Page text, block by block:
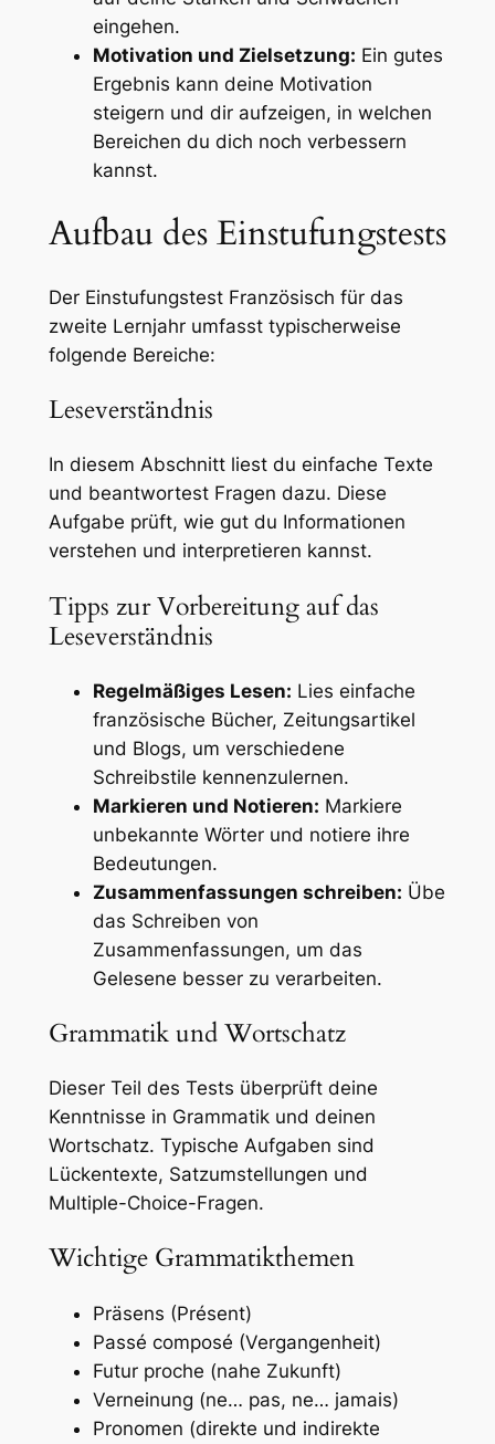
eingehen.
Motivation und Zielsetzung: Ein gutes
Ergebnis kann deine Motivation
steigern und dir aufzeigen, in welchen
Bereichen du dich noch verbessern
kannst.
Aufbau des Einstufungstests
Der Einstufungstest Französisch für das
zweite Lernjahr umfasst typischerweise
folgende Bereiche:
Leseverständnis
In diesem Abschnitt liest du einfache Texte
und beantwortest Fragen dazu. Diese
Aufgabe prüft, wie gut du Informationen
verstehen und interpretieren kannst.
Tipps zur Vorbereitung auf das
Leseverständnis
Regelmäßiges Lesen: Lies einfache
französische Bücher, Zeitungsartikel
und Blogs, um verschiedene
Schreibstile kennenzulernen.
Markieren und Notieren: Markiere
unbekannte Wörter und notiere ihre
Bedeutungen.
Zusammenfassungen schreiben: Übe
das Schreiben von
Zusammenfassungen, um das
Gelesene besser zu verarbeiten.
Grammatik und Wortschatz
Dieser Teil des Tests überprüft deine
Kenntnisse in Grammatik und deinen
Wortschatz. Typische Aufgaben sind
Lückentexte, Satzumstellungen und
Multiple-Choice-Fragen.
Wichtige Grammatikthemen
Präsens (Présent)
Passé composé (Vergangenheit)
Futur proche (nahe Zukunft)
Verneinung (ne… pas, ne… jamais)
Pronomen (direkte und indirekte